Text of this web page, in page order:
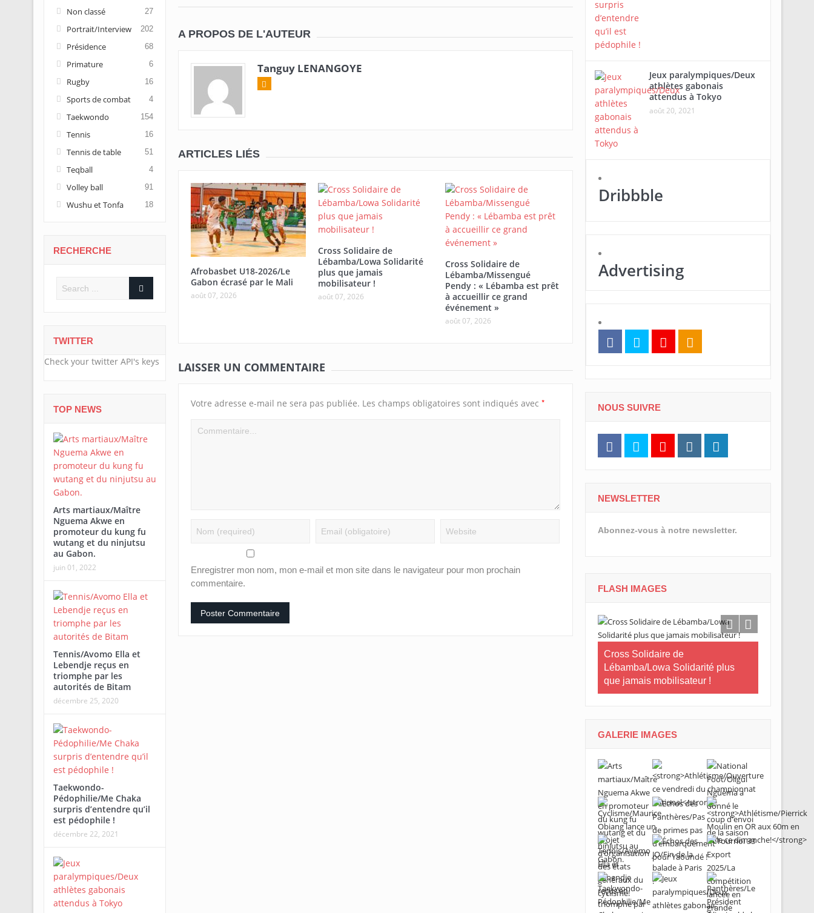
A PROPOS DE L'AUTEUR
Tanguy LENANGOYE
ARTICLES LIÉS
Afrobasbet U18-2026/Le
Gabon écrasé par le Mali
août 07, 2026
Cross Solidaire de
Lébamba/Lowa Solidarité
plus que jamais
mobilisateur !
août 07, 2026
Cross Solidaire de
Lébamba/Missengué
Pendy : « Lébamba est prêt
à accueillir ce grand
événement »
août 07, 2026
LAISSER UN COMMENTAIRE
Votre adresse e-mail ne sera pas publiée. Les champs obligatoires sont indiqués avec *
Enregistrer mon nom, mon e-mail et mon site dans le navigateur pour mon prochain
commentaire.
Non classé 27
Portrait/Interview 202
Présidence 68
Primature 6
Rugby 16
Sports de combat 4
Taekwondo 154
Tennis 16
Tennis de table 51
Teqball 4
Volley ball 91
Wushu et Tonfa 18
RECHERCHE
TWITTER
Check your twitter API's keys
TOP NEWS
Arts martiaux/Maître
Nguema Akwe en
promoteur du kung fu
wutang et du ninjutsu
au Gabon.
juin 01, 2022
Tennis/Avomo Ella et
Lebendje reçus en
triomphe par les
autorités de Bitam
décembre 25, 2020
Taekwondo-
Pédophilie/Me Chaka
surpris d’entendre qu’il
est pédophile !
décembre 22, 2021
Jeux paralympiques/Deux
athlètes gabonais
attendus à Tokyo
août 20, 2021
Dribbble
Advertising
NOUS SUIVRE
NEWSLETTER
Abonnez-vous à notre newsletter.
FLASH IMAGES
Cross Solidaire de
Lébamba/Lowa Solidarité plus
que jamais mobilisateur !
GALERIE IMAGES